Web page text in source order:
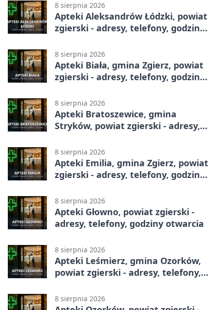
8 sierpnia 2026
Apteki Aleksandrów Łódzki, powiat
zgierski - adresy, telefony, godziny
8 sierpnia 2026
Apteki Biała, gmina Zgierz, powiat
zgierski - adresy, telefony, godziny
8 sierpnia 2026
Apteki Bratoszewice, gmina
Stryków, powiat zgierski - adresy,
8 sierpnia 2026
Apteki Emilia, gmina Zgierz, powiat
zgierski - adresy, telefony, godziny
8 sierpnia 2026
Apteki Głowno, powiat zgierski -
adresy, telefony, godziny otwarcia
8 sierpnia 2026
Apteki Leśmierz, gmina Ozorków,
powiat zgierski - adresy, telefony,
8 sierpnia 2026